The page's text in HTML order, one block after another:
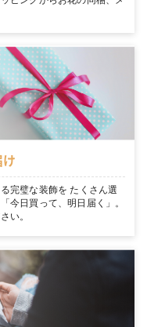
完璧な装飾を たくさん選
今日買って、明日届く」。
い。